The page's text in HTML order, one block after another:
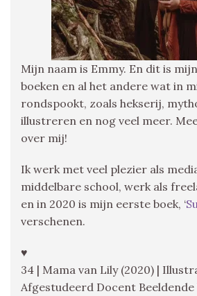
Mijn naam is Emmy. En dit is
boeken en al het andere wat in
rondspookt, zoals hekserij,
illustreren en nog veel meer.
over mij!
Ik werk met veel plezier als
middelbare school, werk als
en in 2020 is mijn eerste boek, ‘
verschenen.
♥
34 | Mama van Lily (2020) |
Afgestudeerd Docent